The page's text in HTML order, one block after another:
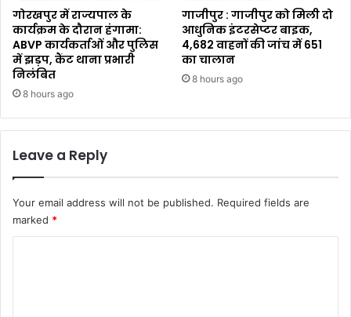
गोरखपुर में राज्यपाल के
कार्यक्रम के दौरान हंगामा:
ABVP कार्यकर्ताओं और पुलिस
में झड़प, कैंट थाना प्रभारी
निलंबित
8 hours ago
गाजीपुर : गाजीपुर को मिली दो
आधुनिक इंटरसेप्टर बाइक,
4,682 वाहनों की जांच में 651
का चालान
8 hours ago
Leave a Reply
Your email address will not be published. Required fields are
marked *